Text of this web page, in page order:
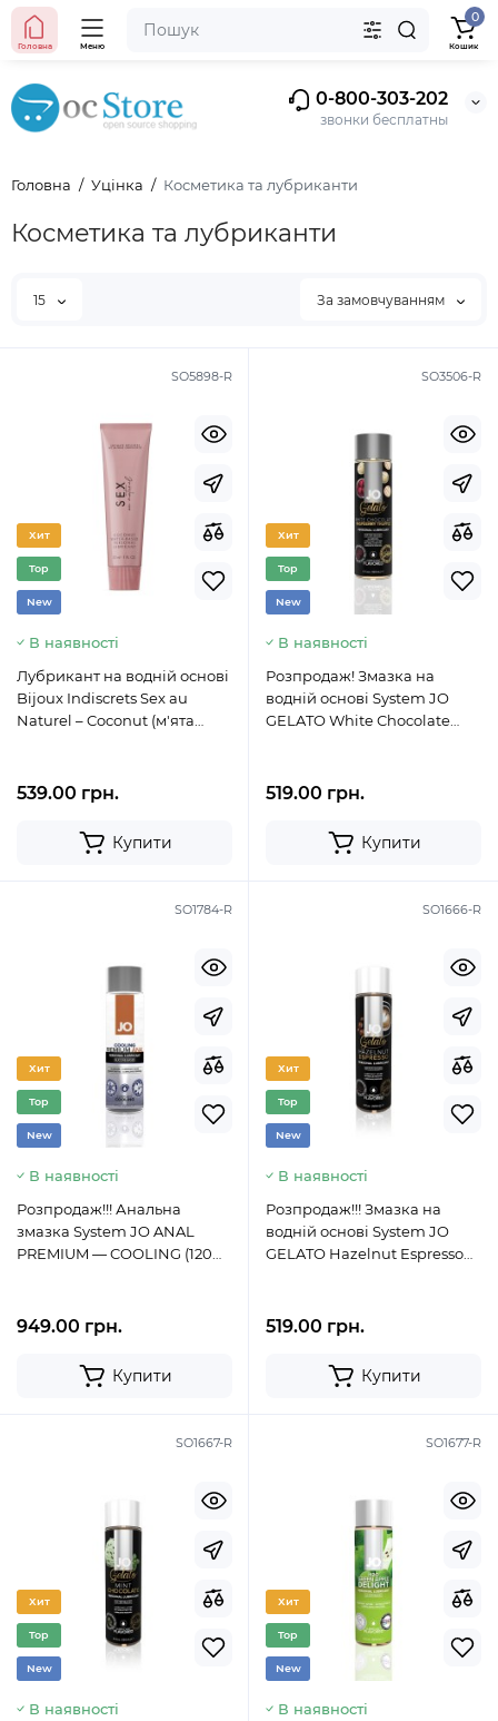
0-800-303-202
звонки бесплатны
Головна Меню
0
Кошик
Головна Уцінка Косметика та лубриканти
Косметика та лубриканти
15 За замовчуванням
SO5898-R
Хит
Top
New
В наявності
Лубрикант на водній основі
Bijoux Indiscrets Sex au
Naturel – Coconut (м'ята
539.00 грн.
Купити
SO3506-R
Хит
Top
New
В наявності
Розпродаж! Змазка на
водній основі System JO
GELATO White Chocolate
519.00 грн.
Купити
SO1784-R
Хит
Top
New
В наявності
Розпродаж!!! Анальна
змазка System JO ANAL
PREMIUM — COOLING (120
949.00 грн.
Купити
SO1666-R
Хит
Top
New
В наявності
Розпродаж!!! Змазка на
водній основі System JO
GELATO Hazelnut Espresso
519.00 грн.
Купити
SO1667-R
Хит
Top
New
В наявності
SO1677-R
Хит
Top
New
В наявності